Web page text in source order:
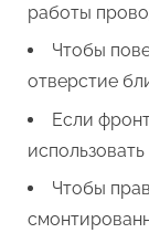
работы
Чтобы
отверстие
Если
Чтобы